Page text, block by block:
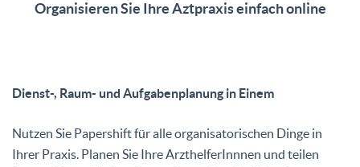
Organisieren Sie Ihre Aztpraxis einfach online
Dienst-, Raum- und Aufgabenplanung in Einem
Nutzen Sie Papershift für alle organisatorischen Dinge in
Ihrer Praxis. Planen Sie Ihre ArzthelferInnnen und teilen